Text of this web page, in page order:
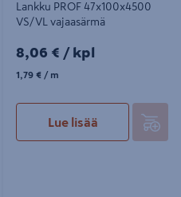
Lankku PROF 47x100x4500
VS/VL vajaasärmä
8,06€/kpl
8,06 € / kpl
1,79€/m
1,79 € / m
Lue lisää